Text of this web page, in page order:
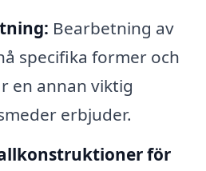
Bearbetning av
specifika former och
en annan viktig
erbjuder.
för